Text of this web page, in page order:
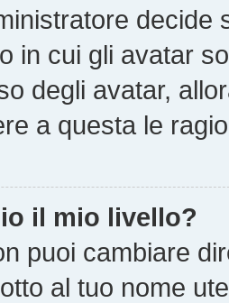
in cui gli avatar
degli avatar,
a questa le
il mio livello?
puoi cambiare
al tuo nome